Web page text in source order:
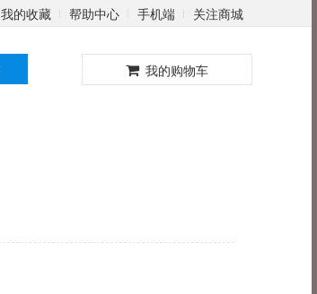
我的收藏 帮助中心 手机端 关注商城
我的购物车